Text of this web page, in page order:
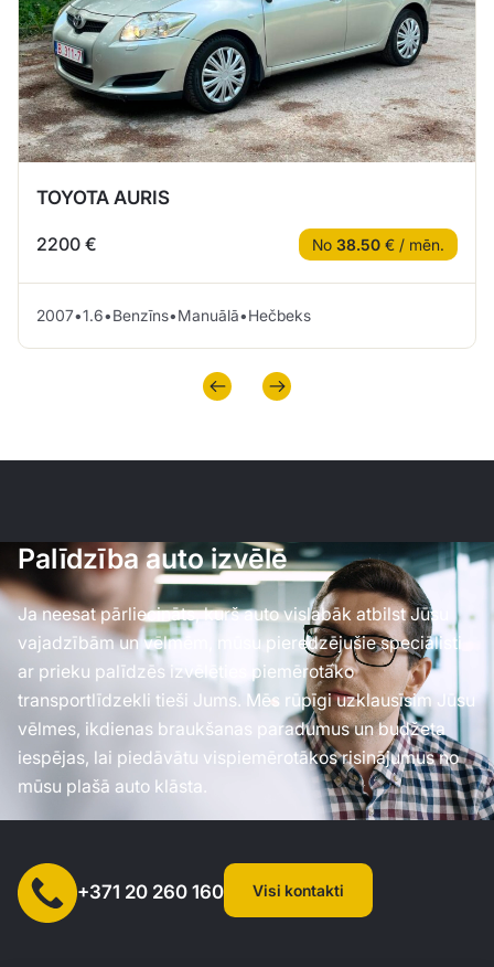
TOYOTA AURIS
2200 € No 38.50 € / mēn.
2007•1.6•Benzīns•Manuālā•Hečbeks
Palīdzība auto izvēlē
Ja neesat pārliecināts, kurš auto vislabāk atbilst Jūsu
vajadzībām un vēlmēm, mūsu pieredzējušie speciālisti
ar prieku palīdzēs izvēlēties piemērotāko
transportlīdzekli tieši Jums. Mēs rūpīgi uzklausīsim Jūsu
vēlmes, ikdienas braukšanas paradumus un budžeta
iespējas, lai piedāvātu vispiemērotākos risinājumus no
mūsu plašā auto klāsta.
+371 20 260 160 Visi kontakti